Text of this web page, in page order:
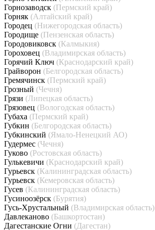
Горнозаводск (Пермский край)
Горняк (Алтайский край)
Городец (Нижегородская область)
Городище (Пензенская область)
Городовиковск (Калмыкия)
Гороховец (Владимирская область)
Горячий Ключ (Краснодарский край)
Грайворон (Белгородская область)
Гремячинск (Пермский край)
Грозный (Чечня)
Грязи (Липецкая область)
Грязовец (Вологодская область)
Губаха (Пермский край)
Губкин (Белгородская область)
Губкинский (Ямало-Ненецкий АО)
Гудермес (Чечня)
Гуково (Ростовская область)
Гулькевичи (Краснодарский край)
Гурьевск (Калининградская область)
Гурьевск (Кемеровская область)
Гусев (Калининградская область)
Гусиноозёрск (Бурятия)
Гусь-Хрустальный (Владимирская область)
Давлеканово (Башкортостан)
Дагестанские Огни (Дагестан)